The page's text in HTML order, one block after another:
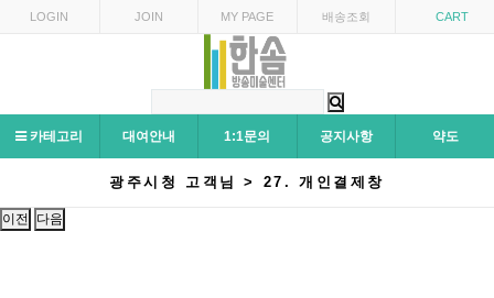
LOGIN JOIN MY PAGE 배송조회 CART
카테고리 대여안내 1:1문의 공지사항 약도
광주시청 고객님 > 27. 개인결제창
이전 다음